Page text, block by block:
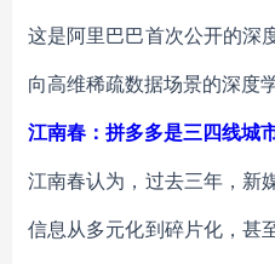
这是阿里巴巴首次公开的深
向高维稀疏数据场景的深度
江南春：拼多多是三四线城
江南春认为，过去三年，新
信息从多元化到碎片化，甚